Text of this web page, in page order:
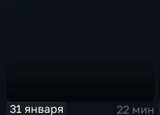
31 января
22 мин